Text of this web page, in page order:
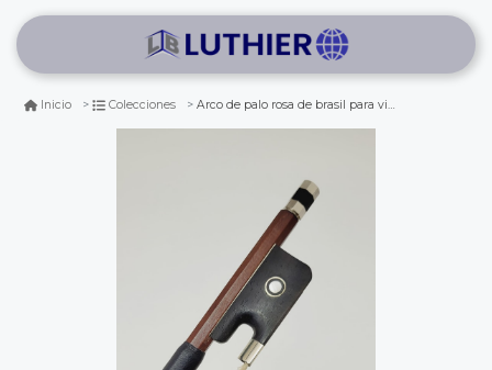
Inicio Colecciones Arco de palo rosa de brasil para viola 4/4 (vara redonda)